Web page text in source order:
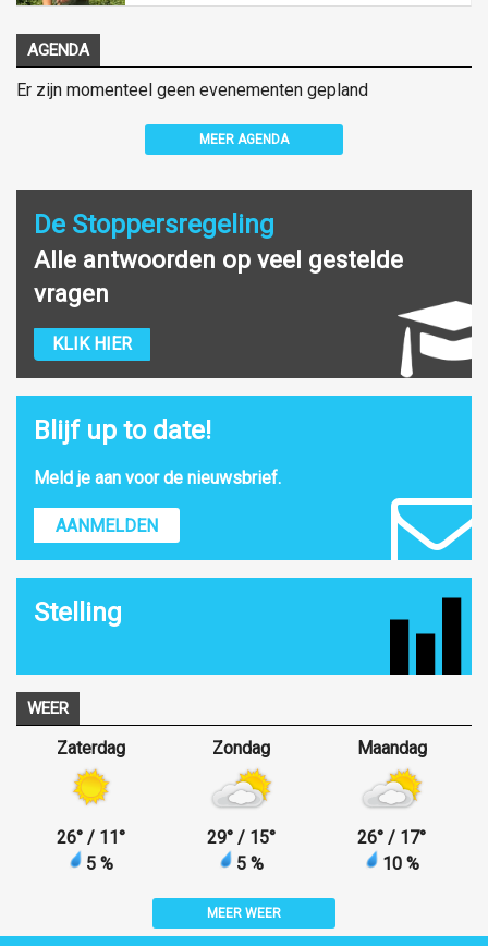
AGENDA
Er zijn momenteel geen evenementen gepland
MEER AGENDA
De Stoppersregeling
Alle antwoorden op veel gestelde
vragen
KLIK HIER
Blijf up to date!
Meld je aan voor de nieuwsbrief.
AANMELDEN
Stelling
WEER
Zaterdag
26° / 11°
5 %
Zondag
29° / 15°
5 %
Maandag
26° / 17°
10 %
MEER WEER